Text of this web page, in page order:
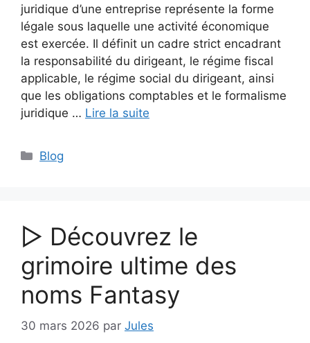
juridique d’une entreprise représente la forme
légale sous laquelle une activité économique
est exercée. Il définit un cadre strict encadrant
la responsabilité du dirigeant, le régime fiscal
applicable, le régime social du dirigeant, ainsi
que les obligations comptables et le formalisme
juridique … Lire la suite
Catégories
Blog
▷ Découvrez le
grimoire ultime des
noms Fantasy
30 mars 2026 par Jules